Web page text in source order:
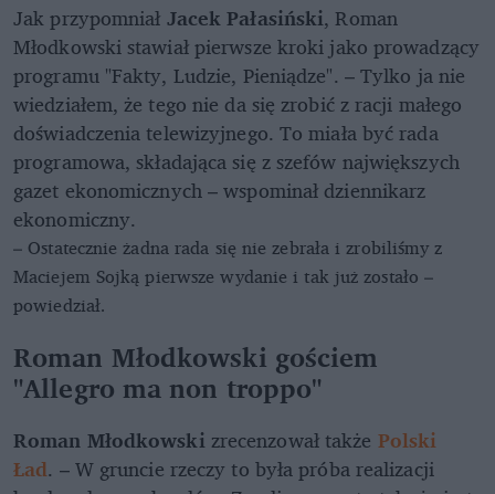
Jak przypomniał Jacek Pałasiński, Roman
Młodkowski stawiał pierwsze kroki jako prowadzący
programu "Fakty, Ludzie, Pieniądze". – Tylko ja nie
wiedziałem, że tego nie da się zrobić z racji małego
doświadczenia telewizyjnego. To miała być rada
programowa, składająca się z szefów największych
gazet ekonomicznych – wspominał dziennikarz
ekonomiczny.
– Ostatecznie żadna rada się nie zebrała i zrobiliśmy z
Maciejem Sojką pierwsze wydanie i tak już zostało –
powiedział.
Roman Młodkowski gościem
"Allegro ma non troppo"
Roman Młodkowskizrecenzował także Polski
Ład. – W gruncie rzeczy to była próba realizacji